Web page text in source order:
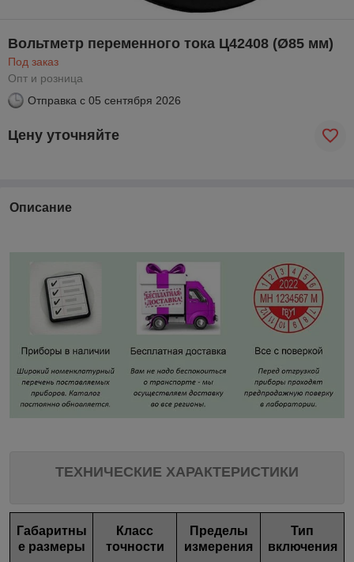
Вольтметр переменного тока Ц42408 (Ø85 мм)
Под заказ
Опт и розница
Отправка с 05 сентября 2026
Цену уточняйте
Описание
ТЕХНИЧЕСКИЕ ХАРАКТЕРИСТИКИ
Габаритны
е размеры
Класс
точности
Пределы
измерения
Тип
включения